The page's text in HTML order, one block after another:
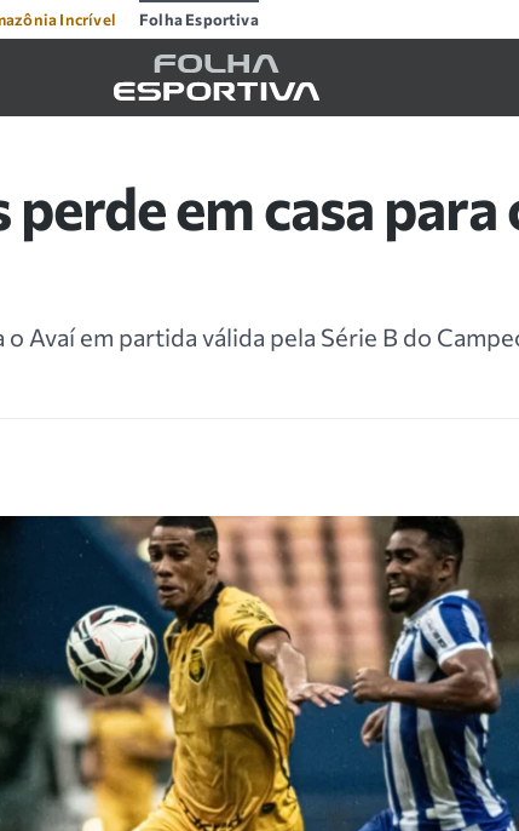
Incrível Folha Esportiva
em casa para
o Avaí em partida válida pela Série B do